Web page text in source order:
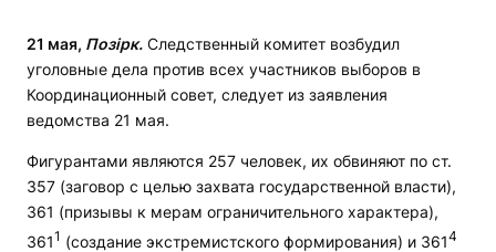
21 мая, Позірк. Следственный комитет возбудил
уголовные дела против всех участников выборов в
Координационный совет, следует из заявления
ведомства 21 мая.
Фигурантами являются 257 человек, их обвиняют по ст.
357 (заговор с целью захвата государственной власти),
361 (призывы к мерам ограничительного характера),
3611 (создание экстремистского формирования) и 3614